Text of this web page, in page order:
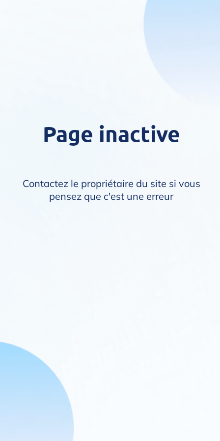
Page inactive
Contactez le propriétaire du site si vous
pensez que c'est une erreur